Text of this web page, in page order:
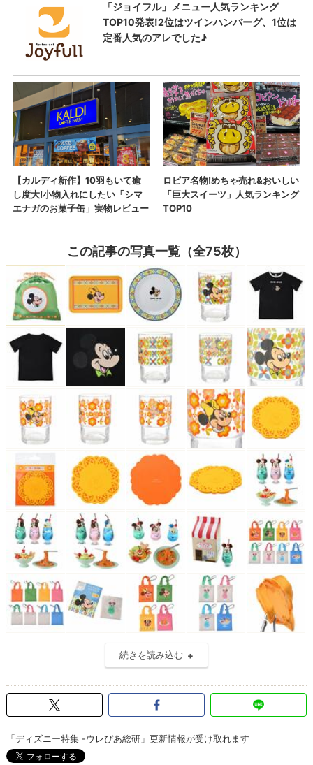
この記事の写真一覧（全75枚）
続きを読み込む
「ディズニー特集 -ウレぴあ総研」更新情報が受け取れます